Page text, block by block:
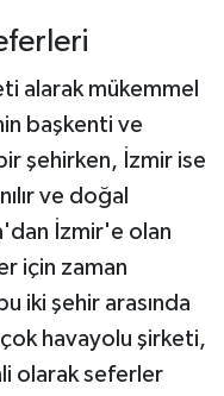
alarak mükemmel
başkenti ve
şehirken, İzmir ise
ve doğal
İzmir'e olan
için zaman
iki şehir arasında
havayolu şirketi,
olarak seferler